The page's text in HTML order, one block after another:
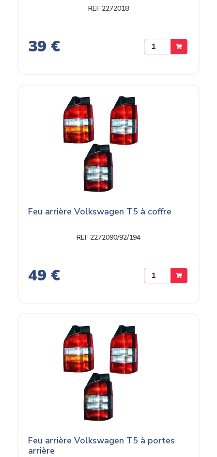
REF 2272018
39 €
Feu arrière Volkswagen T5 à coffre
REF 2272090/92/194
49 €
Feu arrière Volkswagen T5 à portes
arrière